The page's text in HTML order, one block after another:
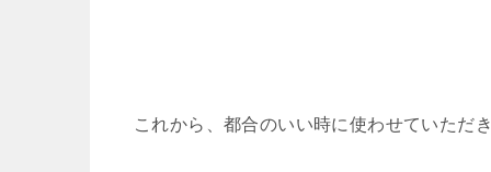
これから、都合のいい時に使わせていただ